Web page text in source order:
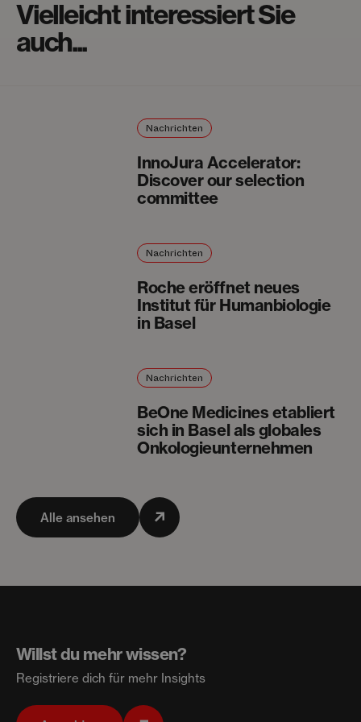
Vielleicht interessiert Sie
auch...
Alle ansehen
Nachrichten
InnoJura Accelerator:
Discover our selection
committee
Nachrichten
Roche eröffnet neues
Institut für Humanbiologie
in Basel
Nachrichten
BeOne Medicines etabliert
sich in Basel als globales
Onkologieunternehmen
Willst du mehr wissen?
Registriere dich für mehr Insights